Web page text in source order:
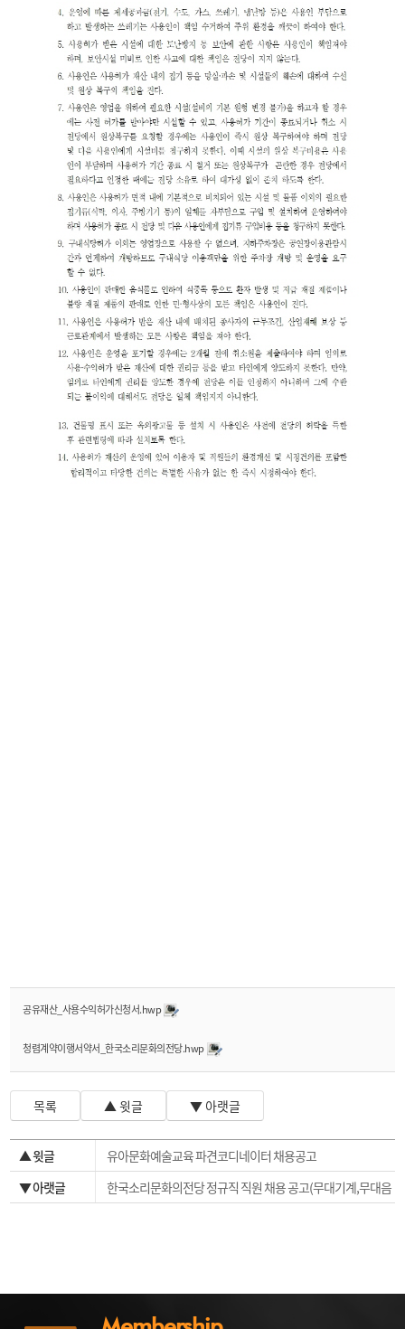
공유재산_사용수익허가신청서.hwp
청렴계약이행서약서_한국소리문화의전당.hwp
목록 ▲ 윗글 ▼ 아랫글
▲ 윗글
유아문화예술교육 파견코디네이터 채용공고
▼ 아랫글
한국소리문화의전당 정규직 직원 채용 공고(무대기계,무대음